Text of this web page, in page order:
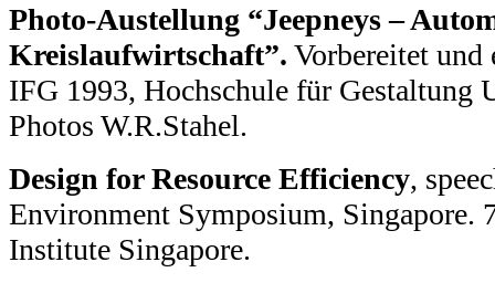
Photo-Austellung “Jeepneys –
Kreislaufwirtschaft”. Vorbereitet und
IFG 1993, Hochschule für Gestaltung
Photos W.R.Stahel.
Design for Resource Efficiency,
Environment Symposium, Singapore.
Institute Singapore.